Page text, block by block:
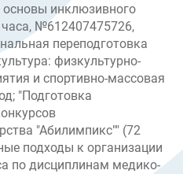
основы инклюзивного
№612407475726,
переподготовка
физкультурно-
и спортивно-массовая
"Подготовка
"Абилимпикс"" (72
подходы к организации
по дисциплинам медико-